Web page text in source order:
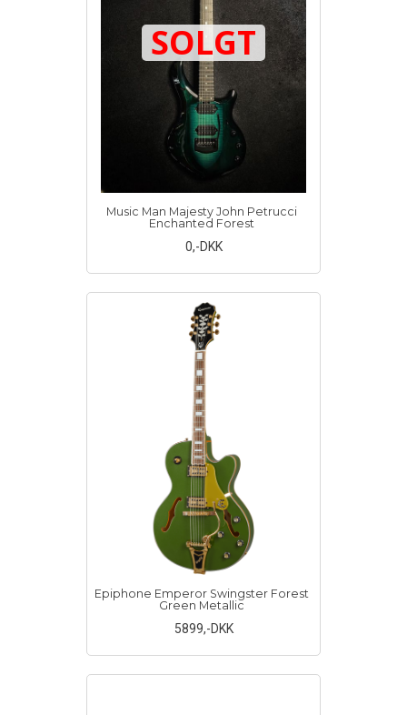
SOLGT
Music Man Majesty John Petrucci
Enchanted Forest
0,-DKK
Epiphone Emperor Swingster Forest
Green Metallic
5899,-DKK